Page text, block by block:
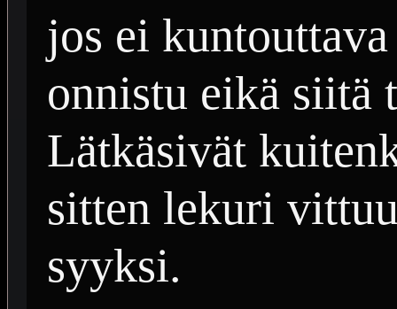
jos ei
onnistu eikä siitä
Lätkäsivät
sitten lekuri
syyksi.